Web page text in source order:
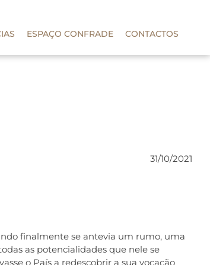
ESPAÇO CONFRADE CONTACTOS
31/10/2021
finalmente se antevia um rumo, uma
as potencialidades que nele se
o País a redescobrir a sua vocação